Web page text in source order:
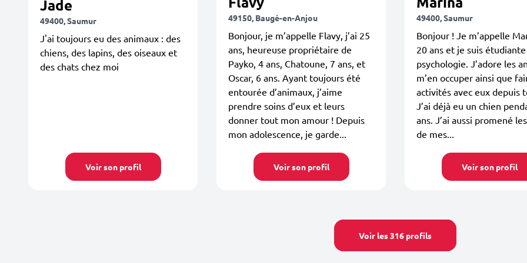
Jade
49400, Saumur
J'ai toujours eu des animaux : des
chiens, des lapins, des oiseaux et
des chats chez moi
Voir son profil
49150, Baugé-en-Anjou
Bonjour, je m’appelle Flavy, j’ai 25
ans, heureuse propriétaire de
Payko, 4 ans, Chatoune, 7 ans, et
Oscar, 6 ans. Ayant toujours été
entourée d’animaux, j’aime
prendre soins d’eux et leurs
donner tout mon amour ! Depuis
mon adolescence, je garde...
Voir son profil
49400, Saumur
Bonjour ! Je m’appelle
20 ans et je suis
psychologie. J’adore les
m’en occuper ainsi que
activités avec eux depuis
J’ai déjà eu un chien
ans. J’ai aussi promené
de mes...
Voir son profil
Voir les 316 profils